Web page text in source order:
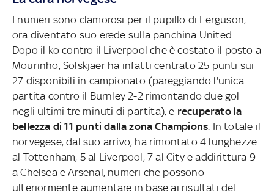
I numeri sono clamorosi per il pupillo di Ferguson,
ora diventato suo erede sulla panchina United.
Dopo il ko contro il Liverpool che è costato il posto a
Mourinho, Solskjaer ha infatti centrato 25 punti sui
27 disponibili in campionato (pareggiando l'unica
partita contro il Burnley 2-2 rimontando due gol
negli ultimi tre minuti di partita), e recuperato la
bellezza di 11 punti dalla zona Champions. In totale il
norvegese, dal suo arrivo, ha rimontato 4 lunghezze
al Tottenham, 5 al Liverpool, 7 al City e addirittura 9
a Chelsea e Arsenal, numeri che possono
ulteriormente aumentare in base ai risultati del